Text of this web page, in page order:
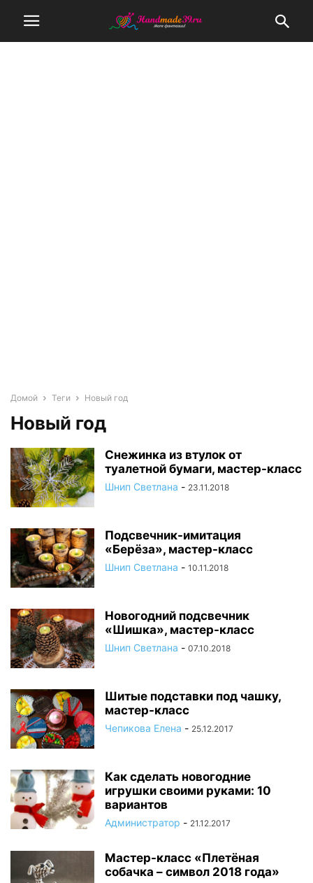
Домой Теги Новый год
Новый год
Снежинка из втулок от
туалетной бумаги, мастер-класс
Шнип Светлана - 23.11.2018
Подсвечник-имитация
«Берёза», мастер-класс
Шнип Светлана - 10.11.2018
Новогодний подсвечник
«Шишка», мастер-класс
Шнип Светлана - 07.10.2018
Шитые подставки под чашку,
мастер-класс
Чепикова Елена - 25.12.2017
Как сделать новогодние
игрушки своими руками: 10
вариантов
Администратор - 21.12.2017
Мастер-класс «Плетёная
собачка – символ 2018 года»